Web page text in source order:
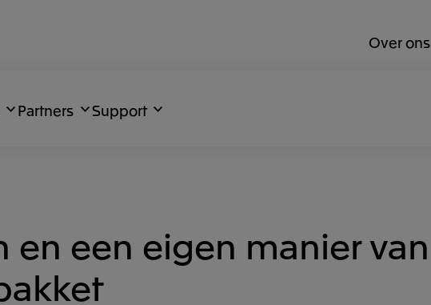
Partners Support
Over ons
en een eigen manier van